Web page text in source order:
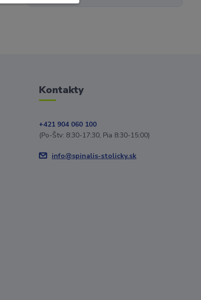
Kontakty
+421 904 060 100
(Po-Štv: 8:30-17:30, Pia 8:30-15:00)
info@spinalis-stolicky.sk